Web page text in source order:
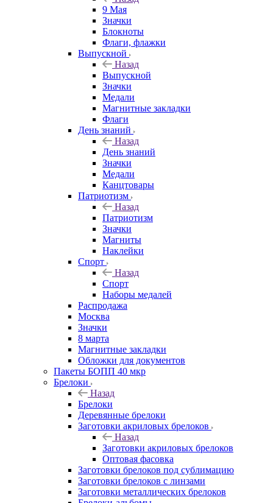
9 Мая
Значки
Блокноты
Флаги, флажки
Выпускной
Назад
Выпускной
Значки
Медали
Магнитные закладки
Флаги
День знаний
Назад
День знаний
Значки
Медали
Канцтовары
Патриотизм
Назад
Патриотизм
Значки
Магниты
Наклейки
Спорт
Назад
Спорт
Наборы медалей
Распродажа
Москва
Значки
8 марта
Магнитные закладки
Обложки для документов
Пакеты БОПП 40 мкр
Брелоки
Назад
Брелоки
Деревянные брелоки
Заготовки акриловых брелоков
Назад
Заготовки акриловых брелоков
Оптовая фасовка
Заготовки брелоков под сублимацию
Заготовки брелоков с линзами
Заготовки металлических брелоков